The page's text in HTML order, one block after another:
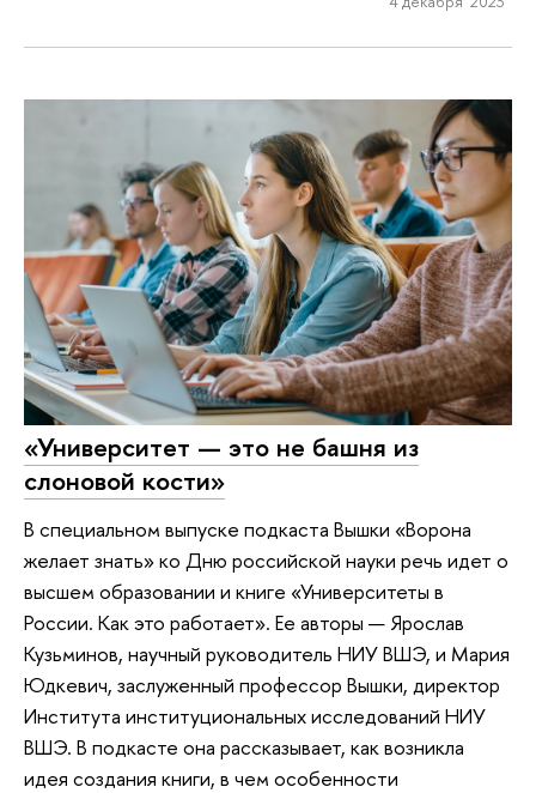
«Университет — это не башня из
слоновой кости»
В специальном выпуске подкаста Вышки «Ворона
желает знать» ко Дню российской науки речь идет о
высшем образовании и книге «Университеты в
России. Как это работает». Ее авторы — Ярослав
Кузьминов, научный руководитель НИУ ВШЭ, и Мария
Юдкевич, заслуженный профессор Вышки, директор
Института институциональных исследований НИУ
ВШЭ. В подкасте она рассказывает, как возникла
идея создания книги, в чем особенности